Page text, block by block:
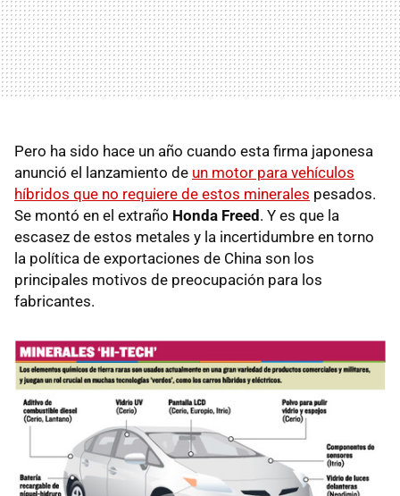
Pero ha sido hace un año cuando esta firma japonesa
anunció el lanzamiento de un motor para vehículos
híbridos que no requiere de estos minerales pesados.
Se montó en el extraño Honda Freed . Y es que la
escasez de estos metales y la incertidumbre en torno
la política de exportaciones de China son los
principales motivos de preocupación para los
fabricantes.